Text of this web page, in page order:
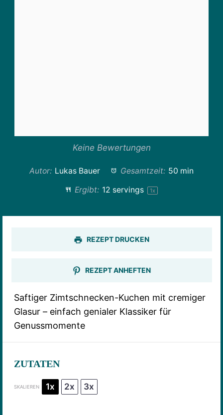
Keine Bewertungen
Autor: Lukas Bauer Gesamtzeit: 50 min
Ergibt: 12 servings 1x
REZEPT DRUCKEN
REZEPT ANHEFTEN
Saftiger Zimtschnecken-Kuchen mit cremiger
Glasur – einfach genialer Klassiker für
Genussmomente
ZUTATEN
SKALIEREN 1x 2x 3x